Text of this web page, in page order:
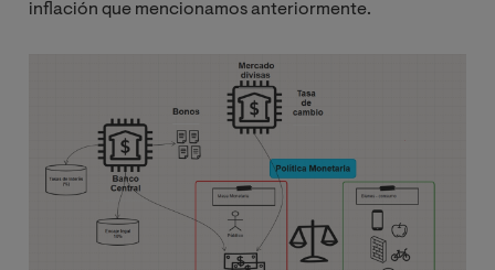
inflación que mencionamos anteriormente.
Image